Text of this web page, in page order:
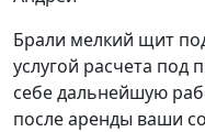
Брали мелкий щит
услугой расчета под
себе дальнейшую
после аренды ваши